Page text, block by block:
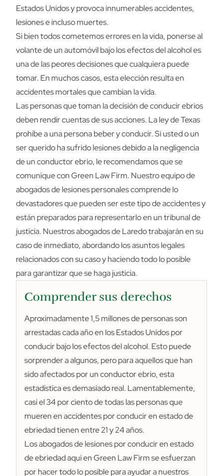
Estados Unidos y provoca innumerables accidentes,
lesiones e incluso muertes.
Si bien todos cometemos errores en la vida, ponerse al
volante de un automóvil bajo los efectos del alcohol es
una de las peores decisiones que cualquiera puede
tomar. En muchos casos, esta elección resulta en
accidentes mortales que cambian la vida.
Las personas que toman la decisión de conducir ebrios
deben rendir cuentas de sus acciones. La ley de Texas
prohíbe a una persona beber y conducir. Si usted o un
ser querido ha sufrido lesiones debido a la negligencia
de un conductor ebrio, le recomendamos que se
comunique con Green Law Firm. Nuestro equipo de
abogados de lesiones personales comprende lo
devastadores que pueden ser este tipo de accidentes y
están preparados para representarlo en un tribunal de
justicia. Nuestros abogados de Laredo trabajarán en su
caso de inmediato, abordando los asuntos legales
relacionados con su caso y haciendo todo lo posible
para garantizar que se haga justicia.
Comprender sus derechos
Aproximadamente 1,5 millones de personas son
arrestadas cada año en los Estados Unidos por
conducir bajo los efectos del alcohol. Esto puede
sorprender a algunos, pero para aquellos que han
sido afectados por un conductor ebrio, esta
estadística es demasiado real. Lamentablemente,
casi el 34 por ciento de todas las personas que
mueren en accidentes por conducir en estado de
ebriedad tienen entre 21 y 24 años.
Los abogados de lesiones por conducir en estado
de ebriedad aquí en Green Law Firm se esfuerzan
por hacer todo lo posible para ayudar a nuestros